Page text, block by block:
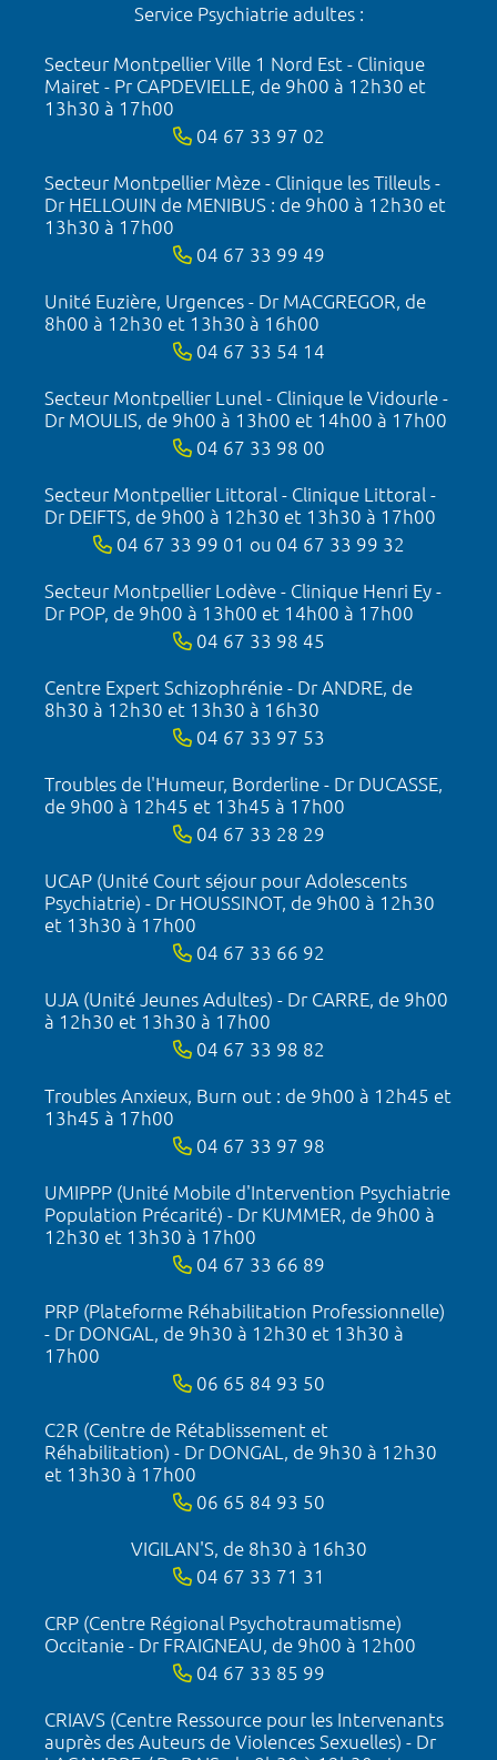
Service Psychiatrie adultes :
Secteur Montpellier Ville 1 Nord Est - Clinique
Mairet - Pr CAPDEVIELLE, de 9h00 à 12h30 et
13h30 à 17h00
04 67 33 97 02
Secteur Montpellier Mèze - Clinique les Tilleuls -
Dr HELLOUIN de MENIBUS : de 9h00 à 12h30 et
13h30 à 17h00
04 67 33 99 49
Unité Euzière, Urgences - Dr MACGREGOR, de
8h00 à 12h30 et 13h30 à 16h00
04 67 33 54 14
Secteur Montpellier Lunel - Clinique le Vidourle -
Dr MOULIS, de 9h00 à 13h00 et 14h00 à 17h00
04 67 33 98 00
Secteur Montpellier Littoral - Clinique Littoral -
Dr DEIFTS, de 9h00 à 12h30 et 13h30 à 17h00
04 67 33 99 01 ou 04 67 33 99 32
Secteur Montpellier Lodève - Clinique Henri Ey -
Dr POP, de 9h00 à 13h00 et 14h00 à 17h00
04 67 33 98 45
Centre Expert Schizophrénie - Dr ANDRE, de
8h30 à 12h30 et 13h30 à 16h30
04 67 33 97 53
Troubles de l'Humeur, Borderline - Dr DUCASSE,
de 9h00 à 12h45 et 13h45 à 17h00
04 67 33 28 29
UCAP (Unité Court séjour pour Adolescents
Psychiatrie) - Dr HOUSSINOT, de 9h00 à 12h30
et 13h30 à 17h00
04 67 33 66 92
UJA (Unité Jeunes Adultes) - Dr CARRE, de 9h00
à 12h30 et 13h30 à 17h00
04 67 33 98 82
Troubles Anxieux, Burn out : de 9h00 à 12h45 et
13h45 à 17h00
04 67 33 97 98
UMIPPP (Unité Mobile d'Intervention Psychiatrie
Population Précarité) - Dr KUMMER, de 9h00 à
12h30 et 13h30 à 17h00
04 67 33 66 89
PRP (Plateforme Réhabilitation Professionnelle)
- Dr DONGAL, de 9h30 à 12h30 et 13h30 à
17h00
06 65 84 93 50
C2R (Centre de Rétablissement et
Réhabilitation) - Dr DONGAL, de 9h30 à 12h30
et 13h30 à 17h00
06 65 84 93 50
VIGILAN'S, de 8h30 à 16h30
04 67 33 71 31
CRP (Centre Régional Psychotraumatisme)
Occitanie - Dr FRAIGNEAU, de 9h00 à 12h00
04 67 33 85 99
CRIAVS (Centre Ressource pour les Intervenants
auprès des Auteurs de Violences Sexuelles) - Dr